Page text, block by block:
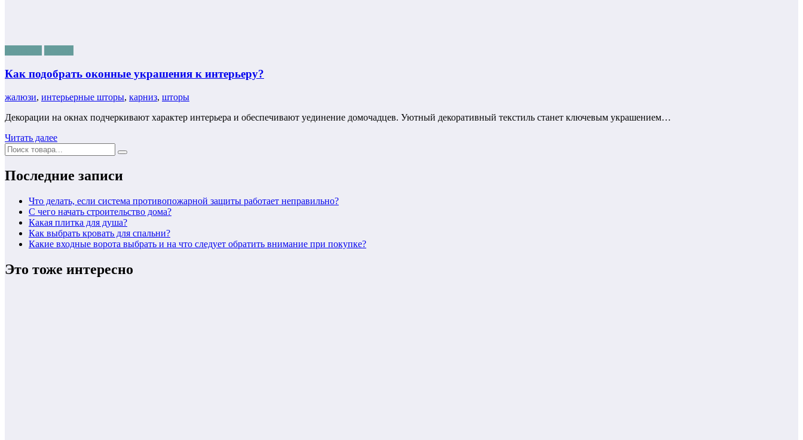
Как подобрать оконные украшения к интерьеру?
жалюзи, интерьерные шторы, карниз, шторы
Декорации на окнах подчеркивают характер интерьера и обеспечивают уединение домочадцев. Уютный декоративный текстиль станет ключевым украшением…
Читать далее
Последние записи
Что делать, если система противопожарной защиты работает неправильно?
С чего начать строительство дома?
Какая плитка для душа?
Как выбрать кровать для спальни?
Какие входные ворота выбрать и на что следует обратить внимание при покупке?
Это тоже интересно